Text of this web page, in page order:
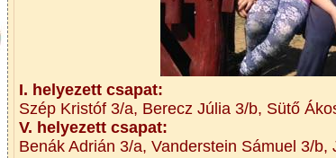
I. helyezett csapat:
Szép Kristóf 3/a, Berecz Júlia 3/b, Sütő
V. helyezett csapat:
Benák Adrián 3/a, Vanderstein Sámuel 3/